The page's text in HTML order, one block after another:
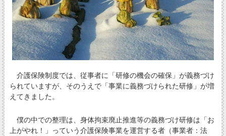
介護保険制度では、従事者に「研修の機会の確保」が義務づけ
られていますが、そのうえで「事業に義務づけられた研修」が増
えてきました。
僕の中での整理は、身体拘束廃止推進等の義務づけ研修は「お
上がやれ！」っていう介護保険事業を運営する者（事業者：法